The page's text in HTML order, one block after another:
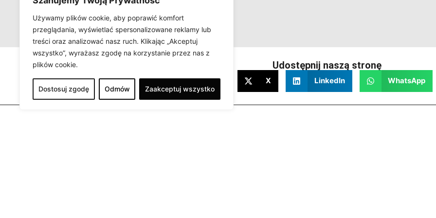
Używamy plików cookie, aby poprawić komfort
przeglądania, wyświetlać spersonalizowane reklamy lub
treści oraz analizować nasz ruch. Klikając „Akceptuj
wszystko”, wyrażasz zgodę na korzystanie przez nas z
plików cookie.
Dostosuj zgodę Odmów Zaakceptuj wszystko
Udostępnij naszą stronę
Facebook X LinkedIn WhatsApp